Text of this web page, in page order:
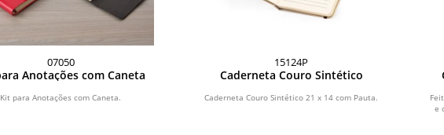
07050
Anotações com Caneta
Kit para Anotações com Caneta.
15124P
Caderneta Couro Sintético
Caderneta Couro Sintético 21 x 14 com Pauta.
e